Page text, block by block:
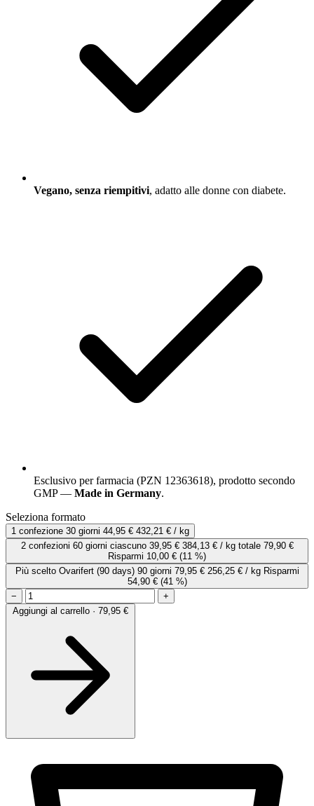
Vegano, senza riempitivi, adatto alle donne con diabete.
Esclusivo per farmacia (PZN 12363618), prodotto secondo
GMP — Made in Germany.
Seleziona formato
1 confezione 30 giorni 44,95 € 432,21 € / kg
2 confezioni 60 giorni ciascuno 39,95 € 384,13 € / kg totale 79,90 €
Risparmi 10,00 € (11 %)
Più scelto Ovarifert (90 days) 90 giorni 79,95 € 256,25 € / kg Risparmi
54,90 € (41 %)
−
+
Aggiungi al carrello · 79,95 €